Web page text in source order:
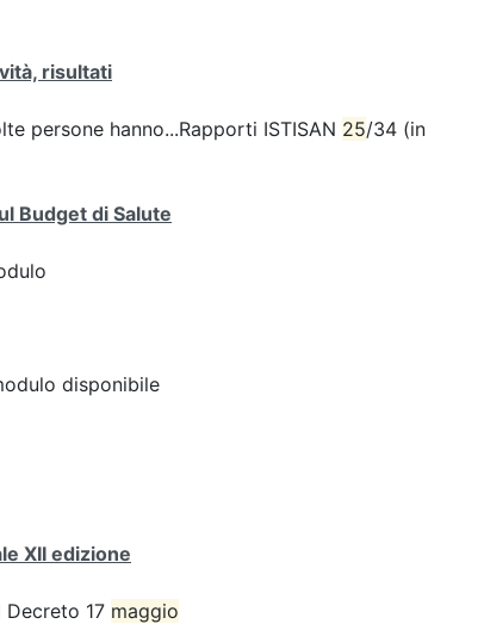
risultati
persone hanno...Rapporti ISTISAN 25/34 (in
Budget di Salute
disponibile
XII edizione
17 maggio